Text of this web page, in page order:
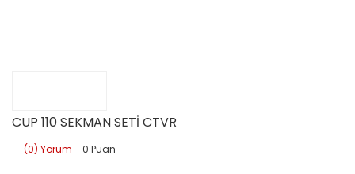
CUP 110 SEKMAN SETİ CTVR
(0) Yorum - 0 Puan